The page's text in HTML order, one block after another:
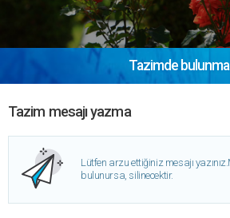
Tazimde bulunma
Tazim mesajı yazma
Lütfen arzu ettiğiniz mesajı yazınız.
bulunursa, silinecektir.